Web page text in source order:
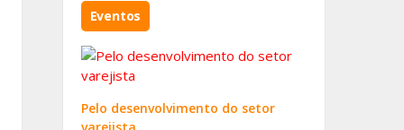
Eventos
Pelo desenvolvimento do setor